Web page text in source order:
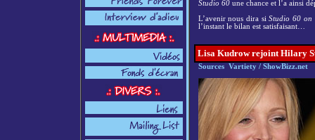
Studio 60une chance et l’a ainsi
L’avenir nous dira siStudio 60 on
l’instant le bilan est satisfaisant…
Lisa Kudrow rejoint Hilary
Sources Vartiety / ShowBizz.net